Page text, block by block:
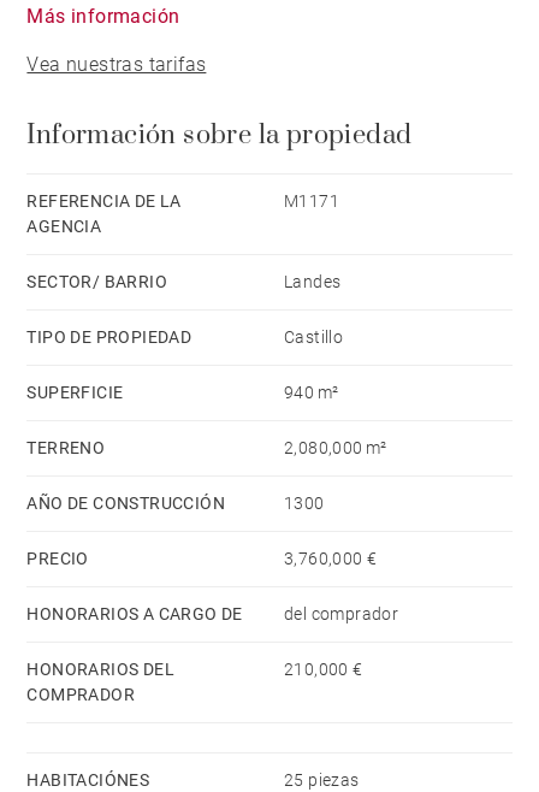
monumento histórico, que data del siglo XIII con una
vigilancia, artillerías y aspilleras, muros de 2 metros
antes de que se desarrollaran a principios del
Renacimiento (claustros, galería y piedra en espiral).
escalera en la torre del homenaje hexagonal) y
Más información
Vea nuestras tarifas
Información sobre la propiedad
REFERENCIA DE LA
AGENCIA
M1171
SECTOR/ BARRIO Landes
TIPO DE PROPIEDAD Castillo
SUPERFICIE 940 m²
TERRENO 2,080,000 m²
AÑO DE CONSTRUCCIÓN 1300
PRECIO 3,760,000 €
HONORARIOS A CARGO DE del comprador
HONORARIOS DEL
COMPRADOR
210,000 €
HABITACIÓNES 25 piezas